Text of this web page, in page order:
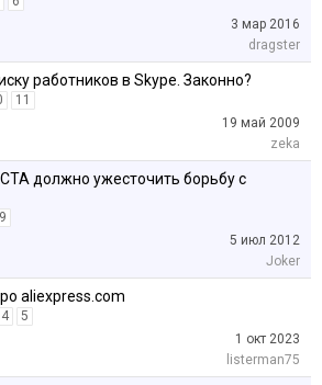
3 мар 2016
dragster
работников в Skype. Законно?
11
19 май 2009
zeka
должно ужесточить борьбу с
9
5 июл 2012
Joker
aliexpress.com
4
5
1 окт 2023
listerman75